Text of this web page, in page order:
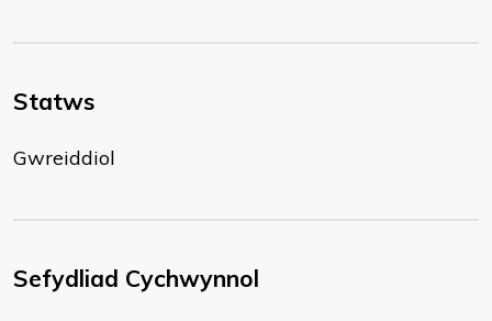
Statws
Gwreiddiol
Sefydliad Cychwynnol